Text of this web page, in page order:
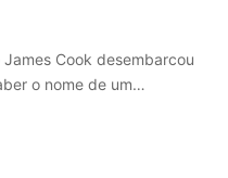
Cook desembarcou
o nome de um…